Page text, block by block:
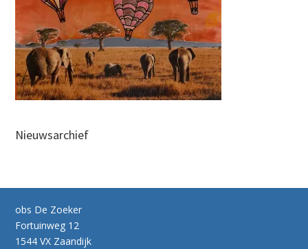
Nieuwsarchief
obs De Zoeker
Fortuinweg 12
1544 VX Zaandijk